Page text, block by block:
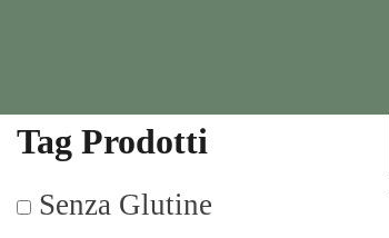
Tag Prodotti
Senza Glutine